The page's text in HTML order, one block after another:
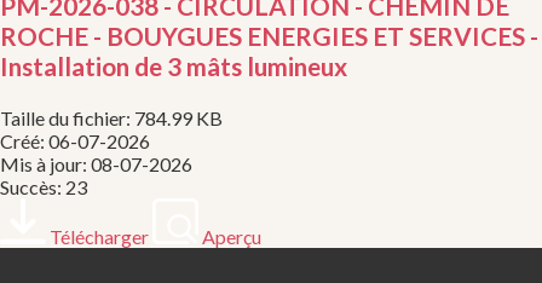
ROCHE - BOUYGUES ENERGIES ET SERVICES -
Installation de 3 mâts lumineux
Taille du fichier: 784.99 KB
Créé: 06-07-2026
Mis à jour: 08-07-2026
Succès: 23
Télécharger Aperçu